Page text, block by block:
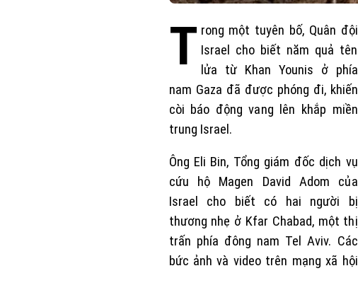
T rong một tuyên bố, Quân đội
Israel cho biết năm quả tên
lửa từ Khan Younis ở phía
nam Gaza đã được phóng đi, khiến
còi báo động vang lên khắp miền
trung Israel.
Ông Eli Bin, Tổng giám đốc dịch vụ
cứu hộ Magen David Adom của
Israel cho biết có hai người bị
thương nhẹ ở Kfar Chabad, một thị
trấn phía đông nam Tel Aviv. Các
bức ảnh và video trên mạng xã hội